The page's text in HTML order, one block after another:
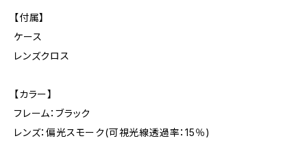
【付属】
ケース
レンズクロス
【カラー】
フレーム：ブラック
レンズ：偏光スモーク(可視光線透過率：15％)